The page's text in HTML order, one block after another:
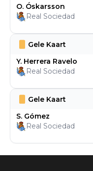
Gele Kaart
S. Gómez
Real Sociedad
Gele Kaart
Y. Herrera Ravelo
Real Sociedad
O. Óskarsson
Real Sociedad